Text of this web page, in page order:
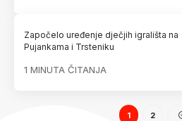
Započelo uređenje dječjih igrališta na
Pujankama i Trsteniku
1 MINUTA ČITANJA
1 2